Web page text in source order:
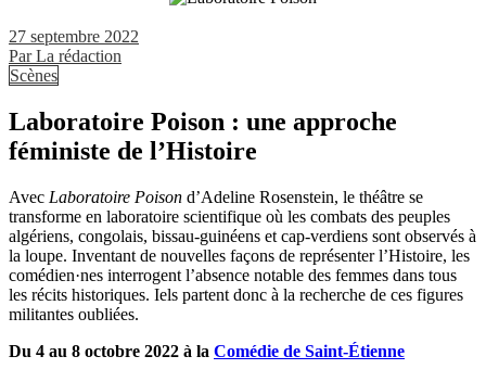
27 septembre 2022
ParLa rédaction
Scènes
Laboratoire Poison : une approche
féministe de l’Histoire
Avec Laboratoire Poison d’Adeline Rosenstein, le théâtre se
transforme en laboratoire scientifique où les combats des peuples
algériens, congolais, bissau-guinéens et cap-verdiens sont observés à
la loupe. Inventant de nouvelles façons de représenter l’Histoire, les
comédien·nes interrogent l’absence notable des femmes dans tous
les récits historiques. Iels partent donc à la recherche de ces figures
militantes oubliées.
Du 4 au 8 octobre 2022 à la Comédie de Saint-Étienne